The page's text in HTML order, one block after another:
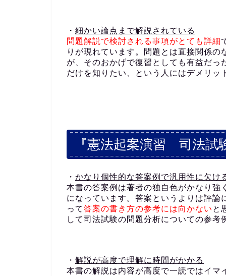
・ 細かい論点まで解説されている
問題解説で検討される事項がとても詳細
りが現れています。問題とは直接関係
が、そのおかげで復習としても有益だ
だけを知りたい、という人にはデメリッ
『憲法起案演習 司法試
・ かなり個性的な答案例で汎用性に欠け
本書の答案例は著者の独自色がかなり
になっています。答案というよりは評
って答案の書き方の参考には向かない と
して司法試験の問題分析についての参考
・ 解説が高度で理解に時間がかかる
本書の解説は内容が高度で一読ではイ